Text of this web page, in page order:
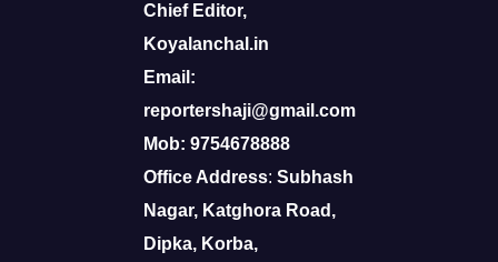
Chief Editor,
Koyalanchal.in
Email:
reportershaji@gmail.com
Mob: 9754678888
Office Address: Subhash
Nagar, Katghora Road,
Dipka, Korba,